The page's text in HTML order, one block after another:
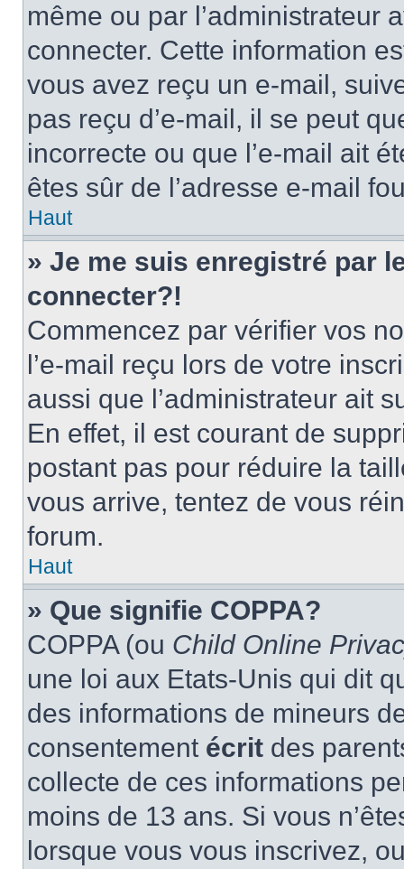
même ou par l’administrateur
connecter. Cette information
vous avez reçu un e-mail,
pas reçu d’e-mail, il se peut
incorrecte ou que l’e-mail ait
êtes sûr de l’adresse e-mail
Haut
» Je me suis enregistré par
connecter?!
Commencez par vérifier vos
l’e-mail reçu lors de votre
aussi que l’administrateur ait
En effet, il est courant de
postant pas pour réduire la
vous arrive, tentez de vous
forum.
Haut
» Que signifie COPPA?
COPPA (ou Child Online
une loi aux Etats-Unis qui dit
des informations de mineurs
consentement écrit des
collecte de ces informations
moins de 13 ans. Si vous
lorsque vous vous inscrivez,